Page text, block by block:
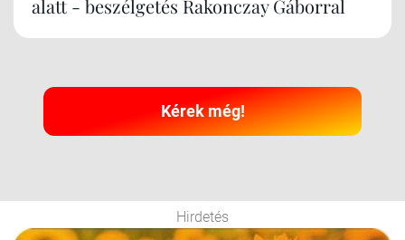
alatt - beszélgetés Rakonczay Gáborral
Kérek még!
Hirdetés